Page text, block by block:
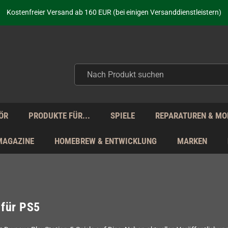
Kostenfreier Versand ab 160 EUR (bei einigen Versanddienstleistern)
Seit über 20 Jahren Deine Anlaufstelle für neue Retro-Hardware!
Täglicher Versand Mo - Fr aus Deutschland - zollfrei innerhalb der EU!
PRODUKTE FÜR... SPIELE REPARATUREN &
HOMEBREW & ENTWICKLUNG MARKEN
PS5